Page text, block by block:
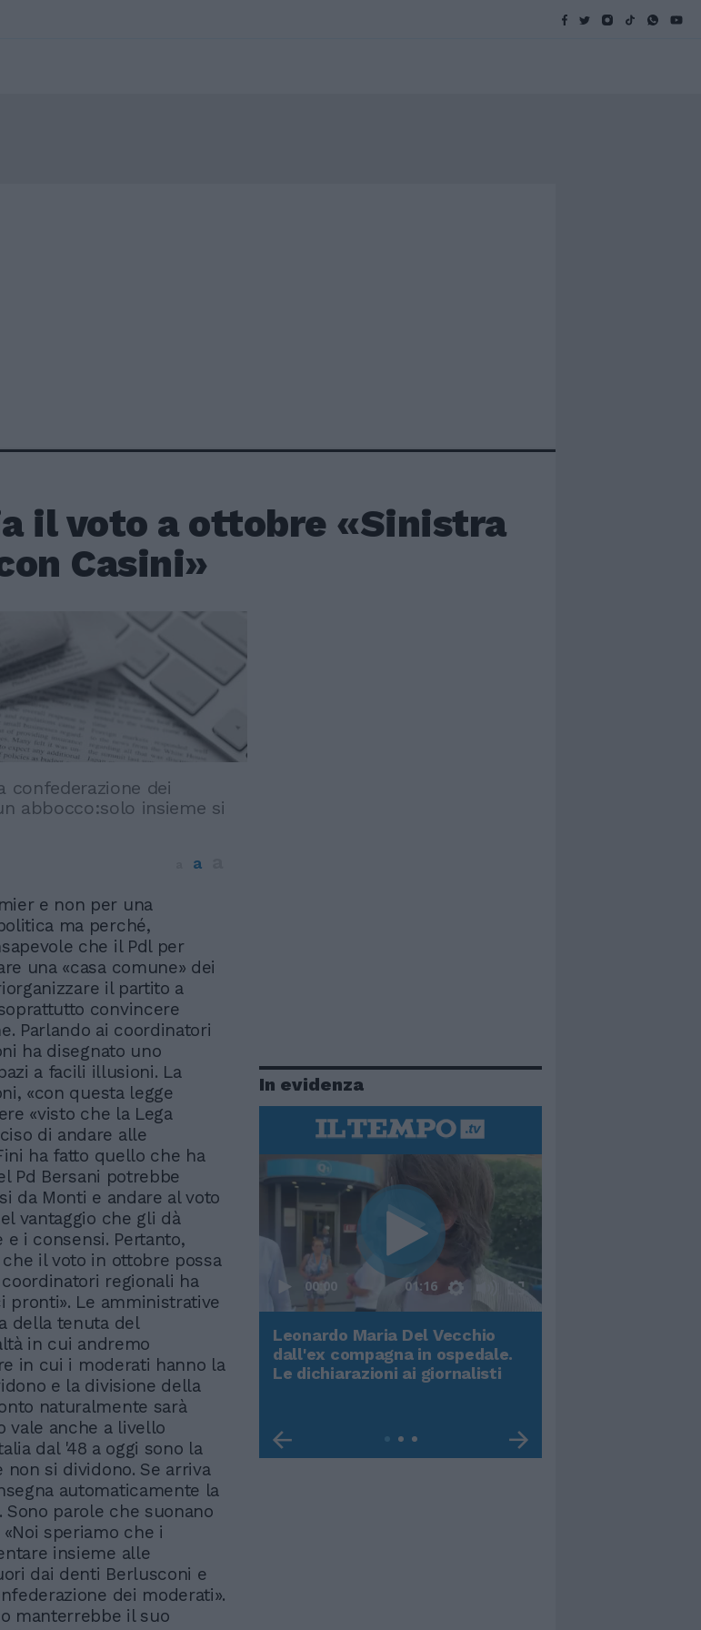
il voto a ottobre «Sinistra
Casini»
confederazione dei
abbocco:solo insieme si
a
e non per una
ma perché,
che il Pdl per
una «casa comune» dei
il partito a
convincere
Parlando ai coordinatori
ha disegnato uno
a facili illusioni. La
«con questa legge
«visto che la Lega
di andare alle
ha fatto quello che ha
Pd Bersani potrebbe
da Monti e andare al voto
vantaggio che gli dà
i consensi. Pertanto,
il voto in ottobre possa
regionali ha
pronti». Le amministrative
della tenuta del
in cui andremo
in cui i moderati hanno la
e la divisione della
naturalmente sarà
vale anche a livello
dal '48 a oggi sono la
non si dividono. Se arriva
automaticamente la
Sono parole che suonano
speriamo che i
insieme alle
dai denti Berlusconi e
dei moderati».
manterrebbe il suo
In evidenza
Giuliani a Come States?
Meloni e la strategia
00:00 01:16
Leonardo Maria Del Vecchio
dall'ex compagna in ospedale.
Le dichiarazioni ai giornalisti